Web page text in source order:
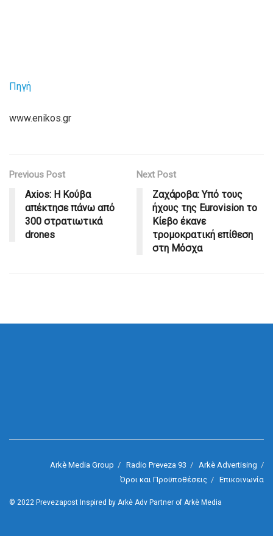
Πηγή
www.enikos.gr
Previous Post
Axios: Η Κούβα
απέκτησε πάνω από
300 στρατιωτικά
drones
Next Post
Ζαχάροβα: Υπό τους
ήχους της Eurovision το
Κίεβο έκανε
τρομοκρατική επίθεση
στη Μόσχα
Arkè Media Group Radio Preveza 93
Arkè Advertising
Όροι και Προϋποθέσεις
Επικοινωνία
© 2022 Prevezapost Inspired by Arkè Adv Partner of Arkè Media